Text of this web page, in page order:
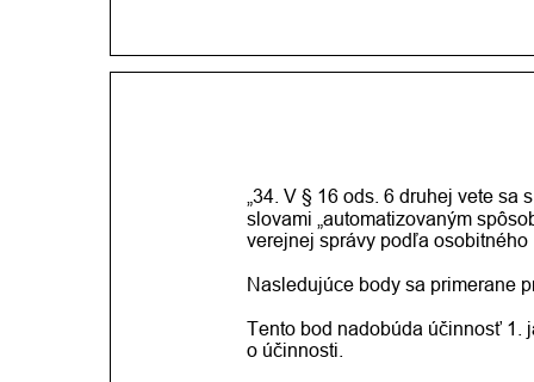
„34. V § 16 ods. 6 druhej vete
slovami „automatizovaným
verejnej správy podľa osobitného
Nasledujúce body sa primerane
Tento bod nadobúda účinnosť 1.
o účinnosti.